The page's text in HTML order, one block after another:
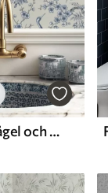
Blått blommönster med fågel och grenar